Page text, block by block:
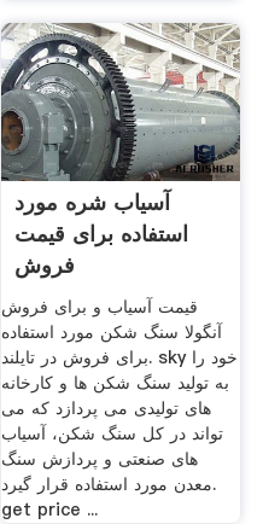
آسیاب شره مورد
استفاده برای قیمت
فروش
قیمت آسیاب و برای فروش
آنگولا سنگ شکن مورد استفاده
برای فروش در تایلند. sky خود را
به تولید سنگ شکن ها و کارخانه
های تولیدی می پردازد که می
تواند در کل سنگ شکن، آسیاب
های صنعتی و پردازش سنگ
معدن مورد استفاده قرار گیرد.
get price ...